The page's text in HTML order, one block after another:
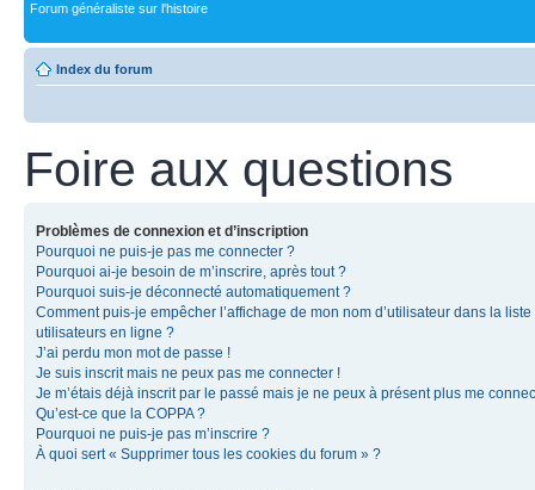
Forum généraliste sur l'histoire
Index du forum
Foire aux questions
Problèmes de connexion et d’inscription
Pourquoi ne puis-je pas me connecter ?
Pourquoi ai-je besoin de m’inscrire, après tout ?
Pourquoi suis-je déconnecté automatiquement ?
Comment puis-je empêcher l’affichage de mon nom d’utilisateur dans la liste
utilisateurs en ligne ?
J’ai perdu mon mot de passe !
Je suis inscrit mais ne peux pas me connecter !
Je m’étais déjà inscrit par le passé mais je ne peux à présent plus me
Qu’est-ce que la COPPA ?
Pourquoi ne puis-je pas m’inscrire ?
À quoi sert « Supprimer tous les cookies du forum » ?